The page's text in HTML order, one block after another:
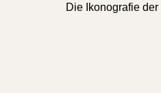
Die Ikonografie